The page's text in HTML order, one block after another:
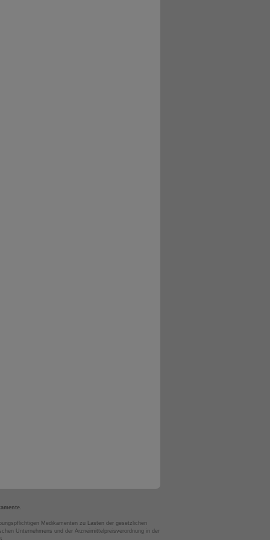
Medikamenten zu Lasten der gesetzlichen
Unternehmens und der Arzneimittelpreisverordnung in der